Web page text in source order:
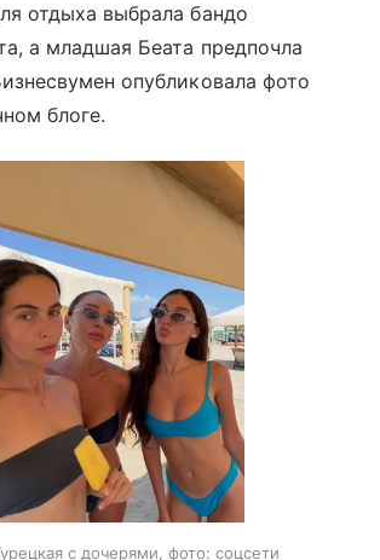
отдыха выбрала бандо
а младшая Беата предпочла
опубликовала фото
блоге.
с дочерями, фото: соцсети